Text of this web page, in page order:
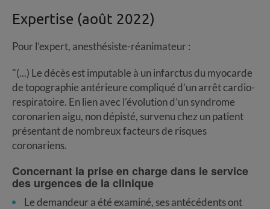
Expertise (août 2022)
Pour l’expert, anesthésiste-réanimateur :
"(...) Le décès est imputable à un infarctus du myocarde
de topographie antérieure compliqué d’un arrêt cardio-
respiratoire. En lien avec l’évolution d’un syndrome
coronarien aigu, non dépisté, survenu chez un patient
présentant de nombreux facteurs de risques
coronariens.
Concernant la prise en charge dans le service
des urgences de la clinique
Le demandeur a été examiné, ses antécédents ont